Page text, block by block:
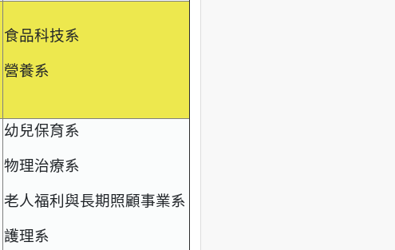
食品科技系
營養系
幼兒保育系
物理治療系
老人福利與長期照顧事業系
護理系